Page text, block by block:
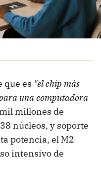
que es "el chip más
una computadora
millones de
núcleos, y soporte
potencia, el M2
intensivo de